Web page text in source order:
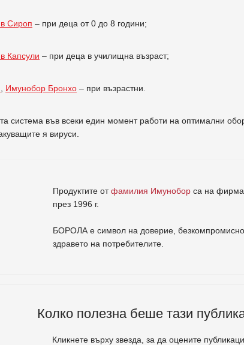
Сироп – при деца от 0 до 8 години;
Капсули – при деца в училищна възраст;
Имунобор Бронхо – при възрастни.
система във всеки един момент работи на оптимални
я вируси.
Продуктите отфамилия Имунобор са на фирма
през 1996 г.
БОРОЛА е символ на доверие, безкомпромисно
здравето на потребителите
Колко полезна беше тази
Кликнете върху звезда, за да оцените